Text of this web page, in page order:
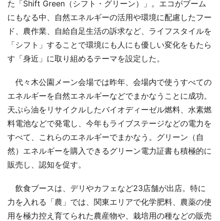
た「Shift Green（シフト・グリーン）」。エコがブーム
にもなる中、自然エネルギーの活用や環境に配慮したフー
ド、農作業、自給自足生活の訴求など、ライフスタイルを
「シフト」することで環境にも人にも優しい変化をもたら
す「身近」に取り組めるテーマを設定した。
代々木公園メーン会場では昨年、会場内で使うすべての
エネルギーを自然エネルギーなどでまかなうことに成功。
天ぷら油をリサイクルしたバイオディーゼル燃料、水素燃
料電池などで発電し、今年もライブステージなどの電力を
すべて、これらのエネルギーでまかなう。グリーン（自
然）エネルギーを購入できるグリーン電力証書も積極的に
販売し、認知を促す。
飲食ブースは、デリやカフェなど23店舗が出店。特に
力を入れる「農」では、関東エリアで化学肥料、農薬の使
用を極力控え育てられた農産物や、栽培用の種などの販売